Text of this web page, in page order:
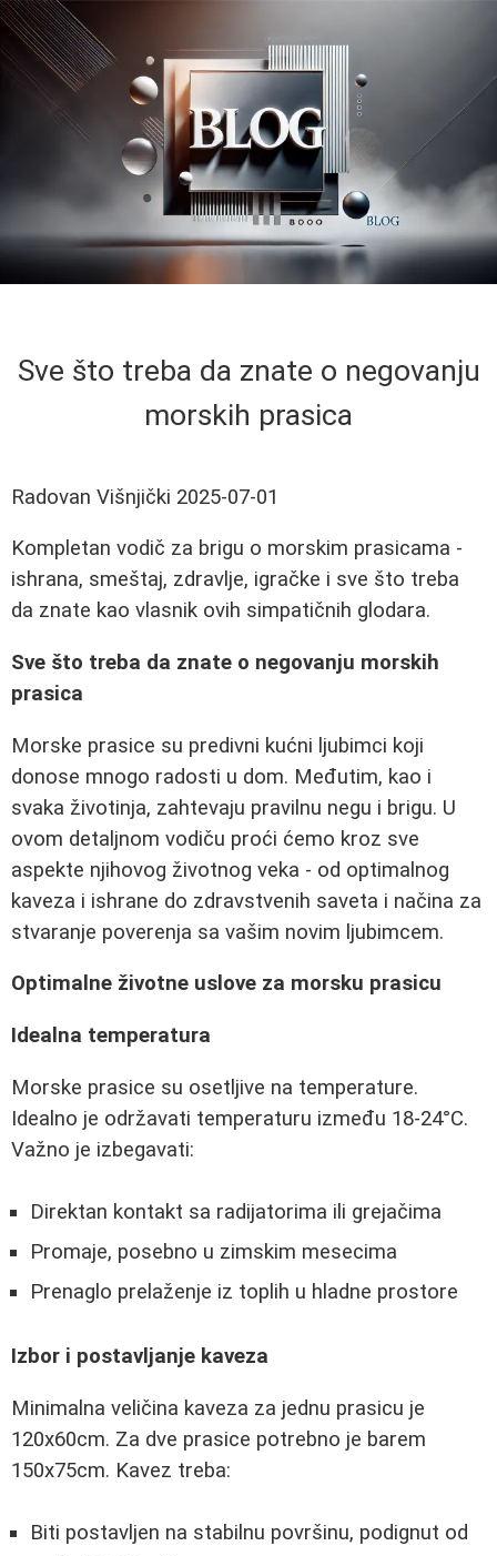
Sve što treba da znate o negovanju
morskih prasica
Radovan Višnjički 2025-07-01
Kompletan vodič za brigu o morskim prasicama -
ishrana, smeštaj, zdravlje, igračke i sve što treba
da znate kao vlasnik ovih simpatičnih glodara.
Sve što treba da znate o negovanju morskih
prasica
Morske prasice su predivni kućni ljubimci koji
donose mnogo radosti u dom. Međutim, kao i
svaka životinja, zahtevaju pravilnu negu i brigu. U
ovom detaljnom vodiču proći ćemo kroz sve
aspekte njihovog životnog veka - od optimalnog
kaveza i ishrane do zdravstvenih saveta i načina za
stvaranje poverenja sa vašim novim ljubimcem.
Optimalne životne uslove za morsku prasicu
Idealna temperatura
Morske prasice su osetljive na temperature.
Idealno je održavati temperaturu između 18-24°C.
Važno je izbegavati:
Direktan kontakt sa radijatorima ili grejačima
Promaje, posebno u zimskim mesecima
Prenaglo prelaženje iz toplih u hladne prostore
Izbor i postavljanje kaveza
Minimalna veličina kaveza za jednu prasicu je
120x60cm. Za dve prasice potrebno je barem
150x75cm. Kavez treba:
Biti postavljen na stabilnu površinu, podignut od